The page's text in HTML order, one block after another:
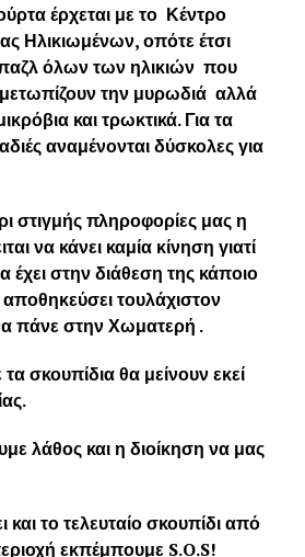
έρχεται με το Κέντρο
Ηλικιωμένων, οπότε έτσι
όλων των ηλικιών που
την μυρωδιά αλλά
και τρωκτικά. Για τα
αναμένονται δύσκολες για
στιγμής πληροφορίες μας η
να κάνει καμία κίνηση γιατί
έχει στην διάθεση της κάποιο
τουλάχιστον
πάνε στην Χωματερή .
σκουπίδια θα μείνουν εκεί
λάθος και η διοίκηση να μας
το τελευταίο σκουπίδι από
εκπέμπουμε S.O.S!